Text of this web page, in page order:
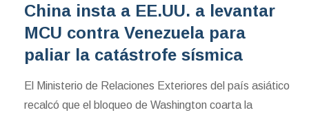
China insta a EE.UU. a levantar
MCU contra Venezuela para
paliar la catástrofe sísmica
El Ministerio de Relaciones Exteriores del país asiático
recalcó que el bloqueo de Washington coarta la